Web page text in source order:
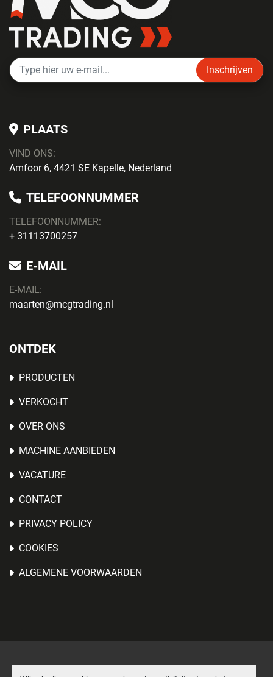
Inschrijven
PLAATS
VIND ONS:
Amfoor 6, 4421 SE Kapelle, Nederland
TELEFOONNUMMER
TELEFOONNUMMER:
+ 31113700257
E-MAIL
E-MAIL:
maarten@mcgtrading.nl
ONTDEK
PRODUCTEN
VERKOCHT
OVER ONS
MACHINE AANBIEDEN
VACATURE
CONTACT
PRIVACY POLICY
COOKIES
ALGEMENE VOORWAARDEN